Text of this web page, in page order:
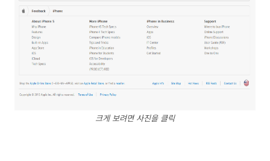
크게 보려면 사진을 클릭